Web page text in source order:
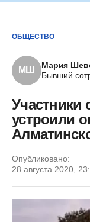
ОБЩЕСТВО
МШ
Мария
Бывший
Участники
устроили
Опубликовано:
28 августа 2020,